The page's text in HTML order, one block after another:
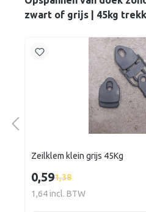
zwart of grijs | 45kg
Zeilklem klein grijs 45Kg
0,591,38
1,64 incl. BTW